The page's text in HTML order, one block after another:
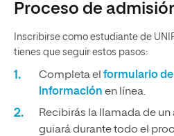
Proceso de
Inscribirse como estudiante de
tienes que seguir estos pasos:
Completa el formulario
información en línea.
Recibirás la llamada de
guiará durante todo el